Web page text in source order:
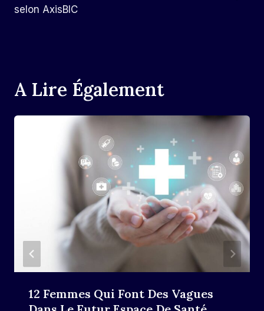
selon AxisBIC
A Lire Également
12 Femmes Qui Font Des Vagues